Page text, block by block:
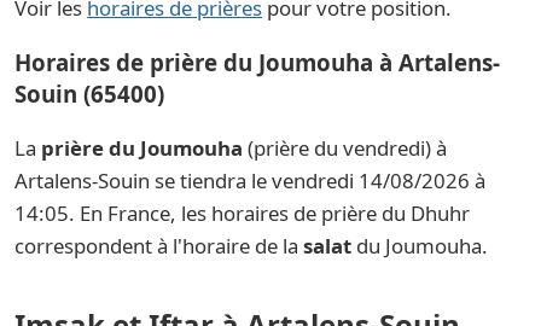
Voir les horaires de prières pour votre position.
Horaires de prière du Joumouha à Artalens-
Souin (65400)
La prière du Joumouha (prière du vendredi) à
Artalens-Souin se tiendra le vendredi 14/08/2026 à
14:05. En France, les horaires de prière du Dhuhr
correspondent à l'horaire de la salat du Joumouha.